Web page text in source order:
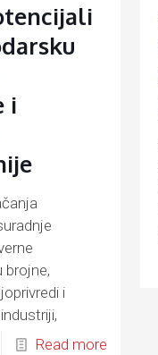
i
brojne,
i
turizmu
Read more